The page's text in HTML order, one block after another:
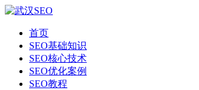
首页
SEO基础知识
SEO核心技术
SEO优化案例
SEO教程